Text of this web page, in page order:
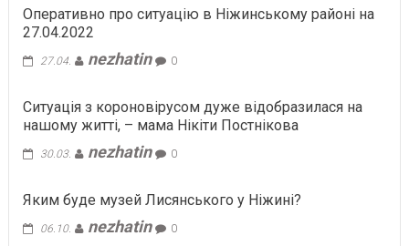
Оперативно про ситуацію в Ніжинському районі на
27.04.2022
27.04. nezhatin 0
Ситуація з короновірусом дуже відобразилася на
нашому житті, – мама Нікіти Постнікова
30.03. nezhatin 0
Яким буде музей Лисянського у Ніжині?
06.10. nezhatin 0